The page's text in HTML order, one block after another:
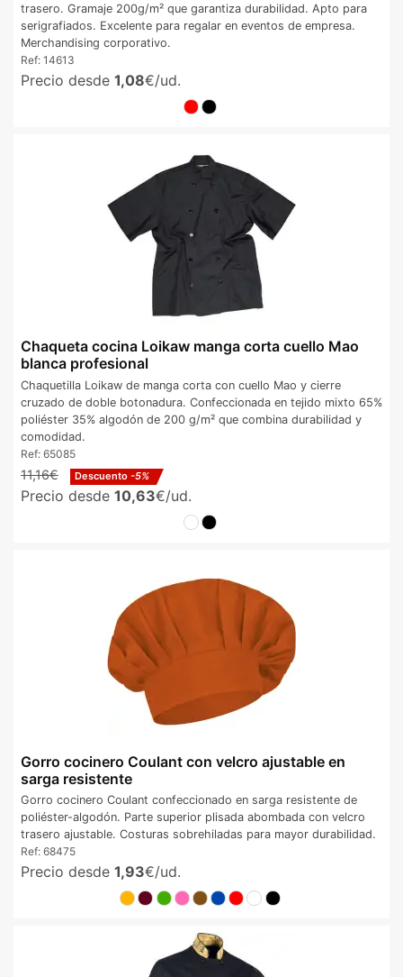
trasero. Gramaje 200g/m² que garantiza durabilidad. Apto para
serigrafiados. Excelente para regalar en eventos de empresa.
Merchandising corporativo.
Ref: 14613
Precio desde 1,08€/ud.
Chaqueta cocina Loikaw manga corta cuello Mao
blanca profesional
Chaquetilla Loikaw de manga corta con cuello Mao y cierre
cruzado de doble botonadura. Confeccionada en tejido mixto 65%
poliéster 35% algodón de 200 g/m² que combina durabilidad y
comodidad.
Ref: 65085
11,16€ Descuento -5%
Precio desde 10,63€/ud.
Gorro cocinero Coulant con velcro ajustable en
sarga resistente
Gorro cocinero Coulant confeccionado en sarga resistente de
poliéster-algodón. Parte superior plisada abombada con velcro
trasero ajustable. Costuras sobrehiladas para mayor durabilidad.
Ref: 68475
Precio desde 1,93€/ud.